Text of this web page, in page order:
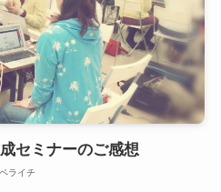
セミナーのご感想
ペライチ